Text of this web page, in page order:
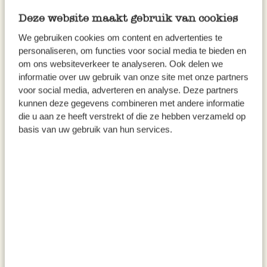
Deze website maakt gebruik van cookies
We gebruiken cookies om content en advertenties te
personaliseren, om functies voor social media te bieden en
om ons websiteverkeer te analyseren. Ook delen we
informatie over uw gebruik van onze site met onze partners
voor social media, adverteren en analyse. Deze partners
kunnen deze gegevens combineren met andere informatie
die u aan ze heeft verstrekt of die ze hebben verzameld op
basis van uw gebruik van hun services.
% %